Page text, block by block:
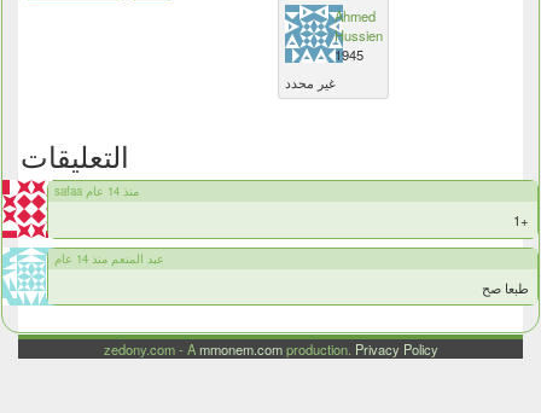
Ahmed
Hussien
1945
غير محدد
التعليقات
safaa منذ 14 عام
+1
عبد المنعم منذ 14 عام
طبعا صح
zedony.com - Ammonem.comproduction. Privacy Policy